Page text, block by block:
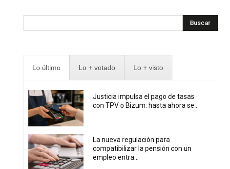
Buscar
Lo último Lo + votado Lo + visto
Justicia impulsa el pago de tasas
con TPV o Bizum: hasta ahora se...
La nueva regulación para
compatibilizar la pensión con un
empleo entra...